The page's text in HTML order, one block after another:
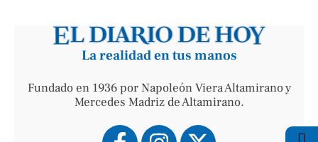
La realidad en tus manos
Fundado en 1936 por Napoleón Viera Altamirano y
Mercedes Madriz de Altamirano.